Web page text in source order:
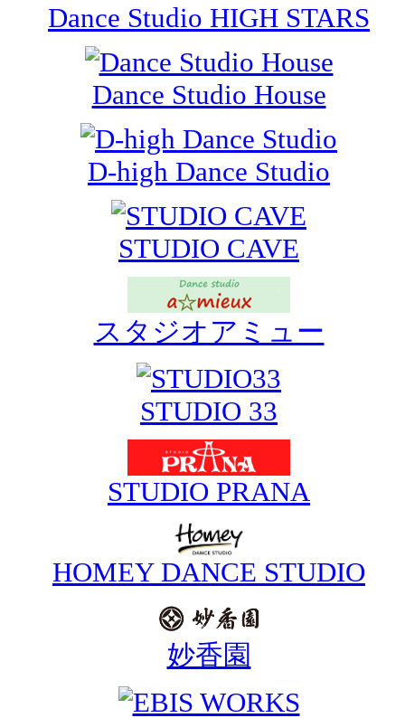
Dance Studio HIGH STARS
Dance Studio House
D-high Dance Studio
STUDIO CAVE
スタジオアミュー
STUDIO 33
STUDIO PRANA
HOMEY DANCE STUDIO
妙香園